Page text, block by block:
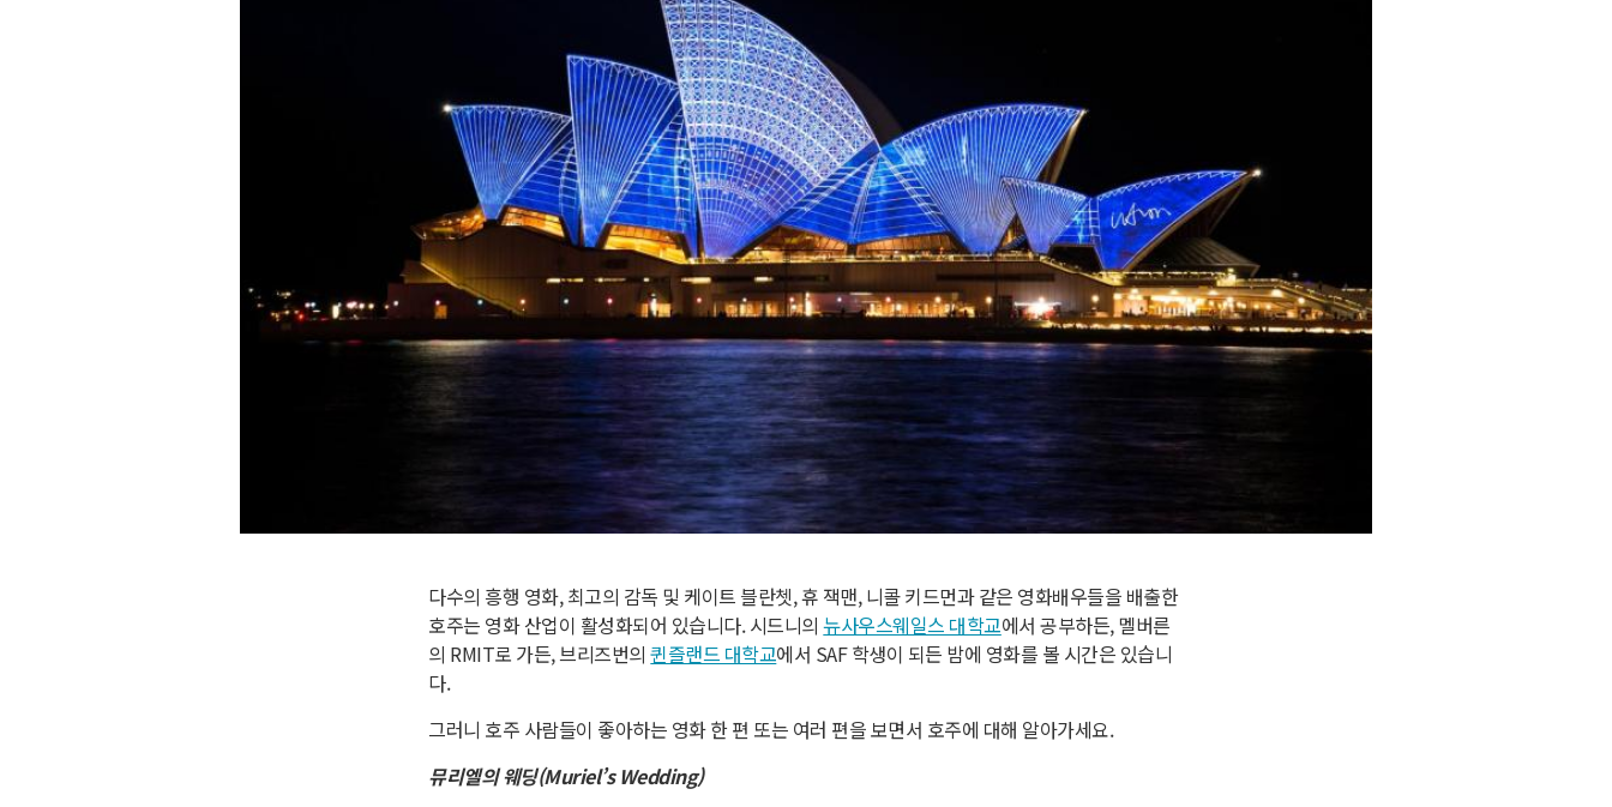
다수의 흥행 영화, 최고의 감독 및 케이트 블란쳇, 휴 잭맨, 니콜 키드먼과 같은 영화배우들을 배출한
호주는 영화 산업이 활성화되어 있습니다. 시드니의뉴사우스웨일스 대학교에서 공부하든, 멜버른
의 RMIT로 가든, 브리즈번의퀸즐랜드 대학교에서 SAF 학생이 되든 밤에 영화를 볼 시간은 있습니
다.
그러니 호주 사람들이 좋아하는 영화 한 편 또는 여러 편을 보면서 호주에 대해 알아가세요.
뮤리엘의 웨딩(Muriel’s Wedding)